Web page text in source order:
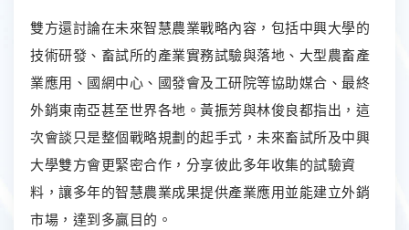
雙方還討論在未來智慧農業戰略內容，包括中興大學的
技術研發、畜試所的產業實務試驗與落地、大型農畜產
業應用、國網中心、國發會及工研院等協助媒合、最終
外銷東南亞甚至世界各地。黃振芳與林俊良都指出，這
次會談只是整個戰略規劃的起手式，未來畜試所及中興
大學雙方會更緊密合作，分享彼此多年收集的試驗資
料，讓多年的智慧農業成果提供產業應用並能建立外銷
市場，達到多贏目的。